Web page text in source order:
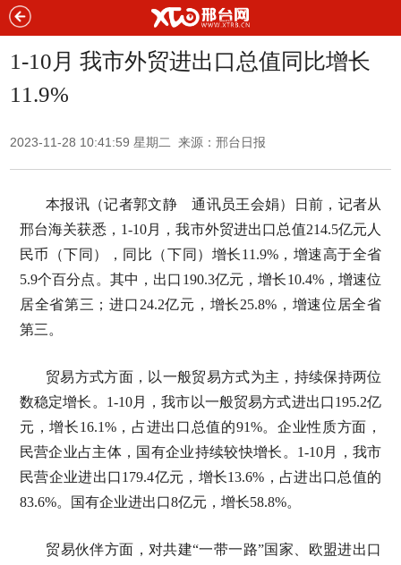
1-10月 我市外贸进出口总值同比增长
11.9%
2023-11-28 10:41:59 星期二 来源：邢台日报
本报讯（记者郭文静 通讯员王会娟）日前，记者从
邢台海关获悉，1-10月，我市外贸进出口总值214.5亿元人
民币（下同），同比（下同）增长11.9%，增速高于全省
5.9个百分点。其中，出口190.3亿元，增长10.4%，增速位
居全省第三；进口24.2亿元，增长25.8%，增速位居全省
第三。
贸易方式方面，以一般贸易方式为主，持续保持两位
数稳定增长。1-10月，我市以一般贸易方式进出口195.2亿
元，增长16.1%，占进出口总值的91%。企业性质方面，
民营企业占主体，国有企业持续较快增长。1-10月，我市
民营企业进出口179.4亿元，增长13.6%，占进出口总值的
83.6%。国有企业进出口8亿元，增长58.8%。
贸易伙伴方面，对共建“一带一路”国家、欧盟进出口